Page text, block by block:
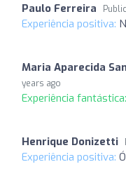
Paulo Ferreira
Experiência positiva:
Maria Aparecida
years ago
Experiência fantástica:
Henrique Donizetti
Experiência positiva: